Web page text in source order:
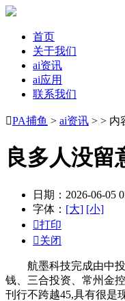
首页
关于我们
ai资讯
ai应用
联系我们
PA捕鱼 > ai资讯 > > 内
良多人没留
日期：2026-06-05
字体： [大] [小]
打印
关闭
航墨科技完成由中投
钱、三合投资、常州金
刊行不跨越45,具有很是